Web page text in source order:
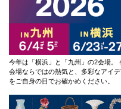
今年は「横浜」と「九州」の2会場。
会場ならではの熱気と、多彩なアイデ
をご自身の目でお確かめください。